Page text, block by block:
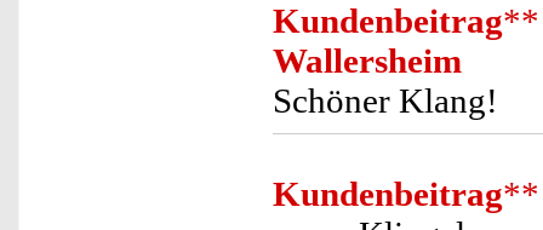
Kundenbeitrag**
Wallersheim
Schöner Klang!
Kundenbeitrag**